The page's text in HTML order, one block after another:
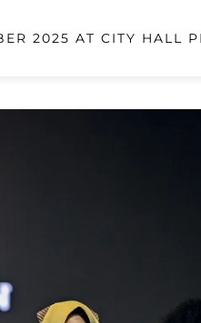
2025 AT CITY HALL